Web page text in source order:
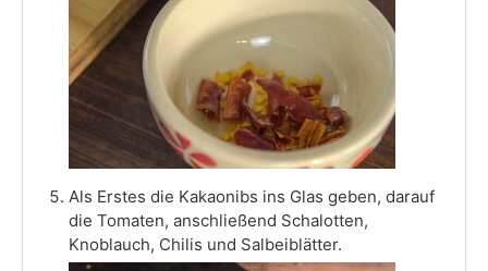
Als Erstes die Kakaonibs ins Glas geben, darauf
die Tomaten, anschließend Schalotten,
Knoblauch, Chilis und Salbeiblätter.